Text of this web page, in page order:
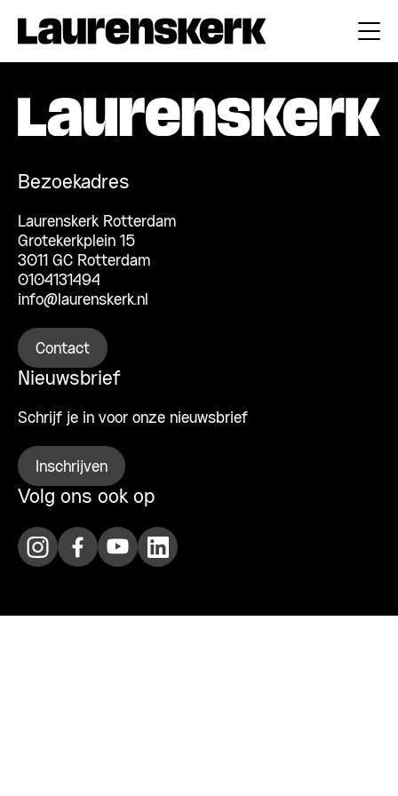
Bezoekadres
Laurenskerk Rotterdam
Grotekerkplein 15
3011 GC Rotterdam
0104131494
info@laurenskerk.nl
Contact
Nieuwsbrief
Schrijf je in voor onze nieuwsbrief
Inschrijven
Volg ons ook op